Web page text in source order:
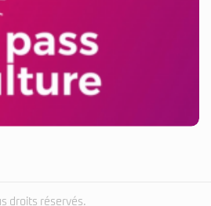
droits réservés.